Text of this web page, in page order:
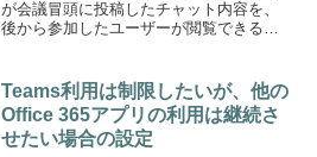
が会議冒頭に投稿したチャット内容を、
後から参加したユーザーが閲覧できるか
トに含まれるため、後から参加しても過
去の履歴を...
Teams利用は制限したいが、他の
Office 365アプリの利用は継続さ
せたい場合の設定